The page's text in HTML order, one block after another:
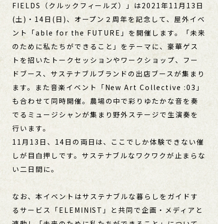
FIELDS（クルックフィールズ）」は2021年11月13日
(土)・14日(日)、オープン２周年を記念して、屋外イベ
ント「able for the FUTURE」を開催します。「未来
のために私たちができること」をテーマに、豪華ゲス
トを招いたトークセッションやワークショップ、フー
ドブース、サステナブルブランドの出店ブースが集まり
ます。また音楽イベント「New Art Collective :03」
も合わせて同時開催。農場の中で彩りゆたかな音を奏
でるミュージシャンが集まり野外ステージで生演奏を
行います。
11月13日、14日の両日は、ここでしか体験できない催
しが目白押しです。サステナブルなワクワクが止まらな
い二日間に。
なお、本イベントはサステナブルな暮らしをガイドす
るサービス「ELEMINIST」と共同で企画・メディアと